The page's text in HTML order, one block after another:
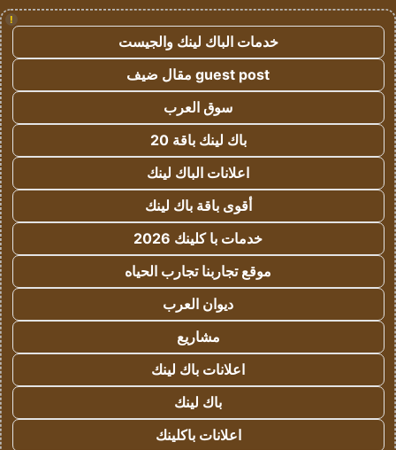
!
خدمات الباك لينك والجيست
guest post مقال ضيف
سوق العرب
باك لينك باقة 20
اعلانات الباك لينك
أقوى باقة باك لينك
خدمات با كلينك 2026
موقع تجاربنا تجارب الحياه
ديوان العرب
مشاريع
اعلانات باك لينك
باك لينك
اعلانات باكلينك